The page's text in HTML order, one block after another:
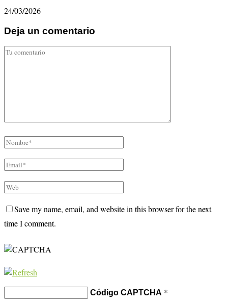
24/03/2026
Deja un comentario
Save my name, email, and website in this browser for the next
time I comment.
Código CAPTCHA *